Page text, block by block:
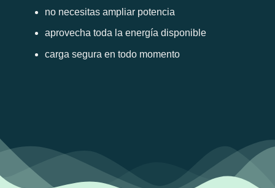
no necesitas ampliar potencia
aprovecha toda la energía disponible
carga segura en todo momento